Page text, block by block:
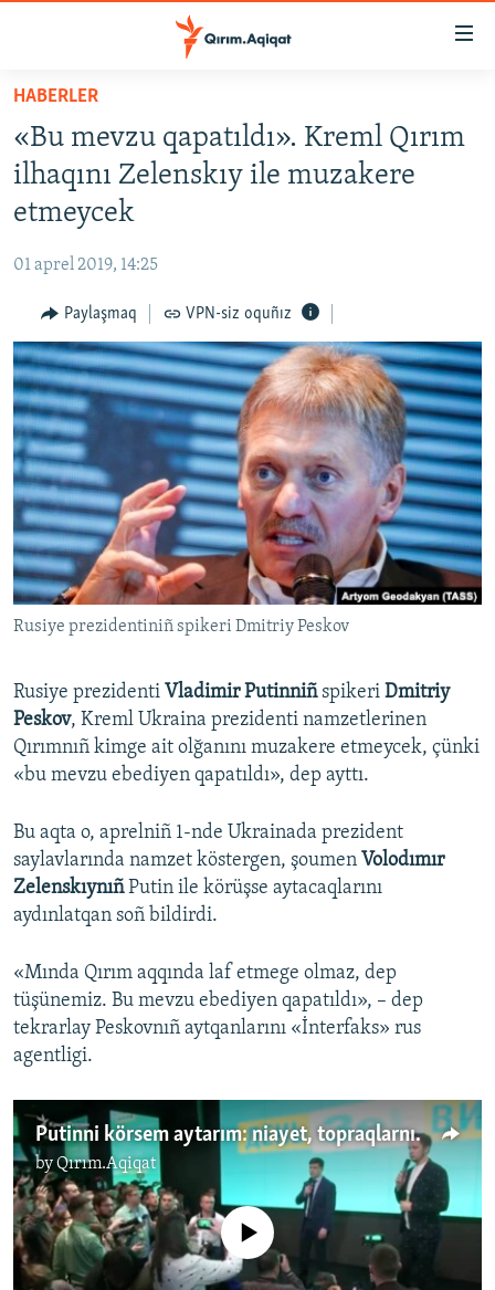
Esas
qaytmaq
Baş
navigatsiyağa
qaytmaq
Qıdıruvğa
qaytmaq
SİYASET
İQTİSADİYAT
MEDENİYET
İNSAN AQLARI
VİDEO
SÜRET
BLOGLAR
FİKİR
Русский
Українською
QOŞULIÑIZ!
RFE/RS bütün saytları
HABERLER
«Bu mevzu qapatıldı». Kreml Qırım
ilhaqını Zelenskıy ile muzakere
etmeycek
01 aprel 2019, 14:25
Paylaşmaq VPN-siz oquñız
Rusiye prezidentiniñ spikeri Dmitriy Peskov
Rusiye prezidenti Vladimir Putinniñspikeri Dmitriy
Peskov, Kreml Ukraina prezidenti namzetlerinen
Qırımnıñ kimge ait olğanını muzakere etmeycek, çünki
«bu mevzu ebediyen qapatıldı», dep ayttı.
Bu aqta o, aprelniñ 1-nde Ukrainada prezident
saylavlarında namzet köstergen, şoumen Volodımır
ZelenskıynıñPutin ile körüşse aytacaqlarını
aydınlatqan soñ bildirdi.
«Mında Qırım aqqında laf etmege olmaz, dep
tüşünemiz. Bu mevzu ebediyen qapatıldı», – dep
tekrarlay Peskovnıñ aytqanlarını «İnterfaks» rus
agentligi.
Putinni körsem aytarım: niayet, topraqlarnı qaytardıñız – Zelenskıy (video)
byQırım.Aqiqat
No media source currently available